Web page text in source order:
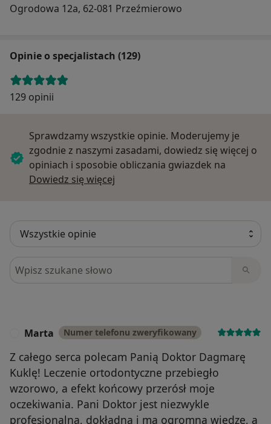
Ogrodowa 12a, 62-081 Przeźmierowo
Opinie o specjalistach (129)
129 opinii
Sprawdzamy wszystkie opinie. Moderujemy je
zgodnie z naszymi zasadami, dowiedz się więcej o
opiniach i sposobie obliczania gwiazdek na
Dowiedz się więcej
Szukaj w opiniach
Marta Numer telefonu zweryfikowany
Z całego serca polecam Panią Doktor Dagmarę
Kuklę! Leczenie ortodontyczne przebiegło
wzorowo, a efekt końcowy przerósł moje
oczekiwania. Pani Doktor jest niezwykle
profesjonalna, dokładna i ma ogromną wiedzę, a